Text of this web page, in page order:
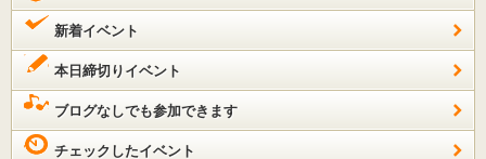
新着イベント
本日締切りイベント
ブログなしでも参加できます
チェックしたイベント